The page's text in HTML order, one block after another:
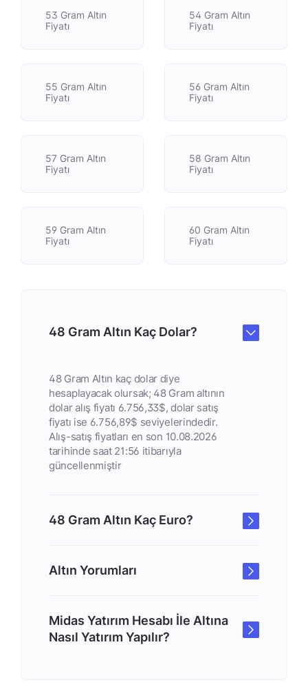
53 Gram Altın
Fiyatı
54 Gram Altın
Fiyatı
55 Gram Altın
Fiyatı
56 Gram Altın
Fiyatı
57 Gram Altın
Fiyatı
58 Gram Altın
Fiyatı
59 Gram Altın
Fiyatı
60 Gram Altın
Fiyatı
48 Gram Altın Kaç Dolar?
48 Gram Altın kaç dolar diye
hesaplayacak olursak; 48 Gram altının
dolar alış fiyatı 6.756,33$, dolar satış
fiyatı ise 6.756,89$ seviyelerindedir.
Alış-satış fiyatları en son 10.08.2026
tarihinde saat 21:56 itibarıyla
güncellenmiştir
48 Gram Altın Kaç Euro?
Altın Yorumları
Midas Yatırım Hesabı İle Altına
Nasıl Yatırım Yapılır?